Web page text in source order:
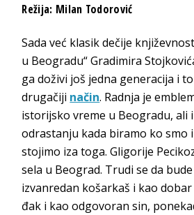
Režija: Milan Todorović
Sada već klasik dečije
u Beogradu“ Gradimira
ga doživi još jedna generacija i
drugačiji način. Radnja je
istorijsko vreme u Beogradu, ali
odrastanju kada biramo ko smo
stojimo iza toga. Gligorije
sela u Beograd. Trudi se da
izvanredan košarkaš i kao
đak i kao odgovoran sin,